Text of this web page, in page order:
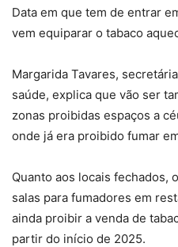
Data em que tem de entrar
vem equiparar o tabaco
Margarida Tavares,
saúde, explica que vão ser
zonas proibidas espaços a
onde já era proibido fumar
Quanto aos locais fechados,
salas para fumadores em
ainda proibir a venda de
partir do início de 2025.